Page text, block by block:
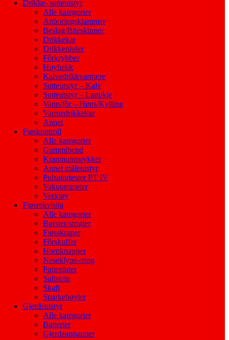
Drikke- sutteutstyr
Alle kategorier
Anboringsklammer
Beslag/Biteskinner
Drikkekar
Drikkenipler
Fôrkrybber
Høyhekk
Kalvedrikkvarmere
Sutteutstyr – Kalv
Sutteutstyr – Lam/kje
Vann/fôr – Høns/Kylling
Varmedrikkekar
Annet
Fjøskontroll
Alle kategorier
Gummibend
Kranmunnstykker
Annet måleutstyr
Pulsatortester PT IV
Vakuummeter
Verktøy
Fjøsrekvisita
Alle kategorier
Børster/strigler
Fjøsskraper
Fôrskuffer
Hornknapper
Neseklype-/ring
Patteplater
Saltstein
Skaft
Sparkebøyler
Gjerdeutstyr
Alle kategorier
Batterier
Gjerdeapparater